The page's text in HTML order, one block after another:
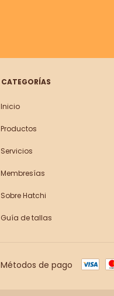
CATEGORÍAS
Inicio
Productos
Servicios
Membresías
Sobre Hatchi
Guía de tallas
Métodos de pago